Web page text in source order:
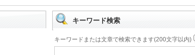
キーワード検索
キーワードまたは文章で検索できます(200文字以内)